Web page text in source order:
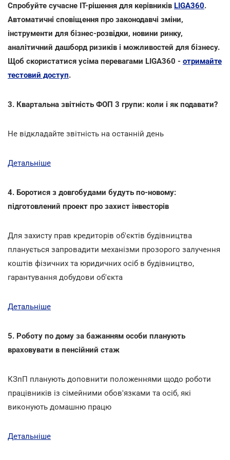
Спробуйте сучасне ІТ-рішення для керівників LIGA360.
Автоматичні сповіщення про законодавчі зміни,
інструменти для бізнес-розвідки, новини ринку,
аналітичний дашборд ризиків і можливостей для бізнесу.
Щоб скористатися усіма перевагами LIGA360 - отримайте
тестовий доступ.
3. Квартальна звітність ФОП 3 групи: коли і як подавати?
Не відкладайте звітність на останній день
Детальніше
4. Боротися з довгобудами будуть по-новому:
підготовлений проект про захист інвесторів
Для захисту прав кредиторів об'єктів будівництва
планується запровадити механізми прозорого залучення
коштів фізичних та юридичних осіб в будівництво,
гарантування добудови об'єкта
Детальніше
5. Роботу по дому за бажанням особи планують
враховувати в пенсійний стаж
КЗпП планують доповнити положеннями щодо роботи
працівників із сімейними обов'язками та осіб, які
виконують домашню працю
Детальніше